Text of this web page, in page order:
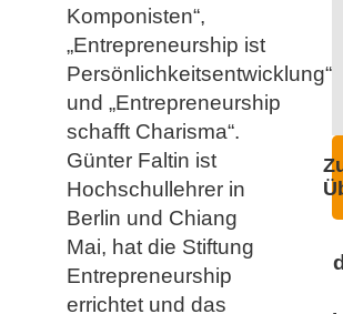
Komponisten“,
„Entrepreneurship ist
Persönlichkeitsentwicklung“
und „Entrepreneurship
schafft Charisma“.
Günter Faltin ist
Hochschullehrer in
Berlin und Chiang
Mai, hat die Stiftung
Entrepreneurship
errichtet und das